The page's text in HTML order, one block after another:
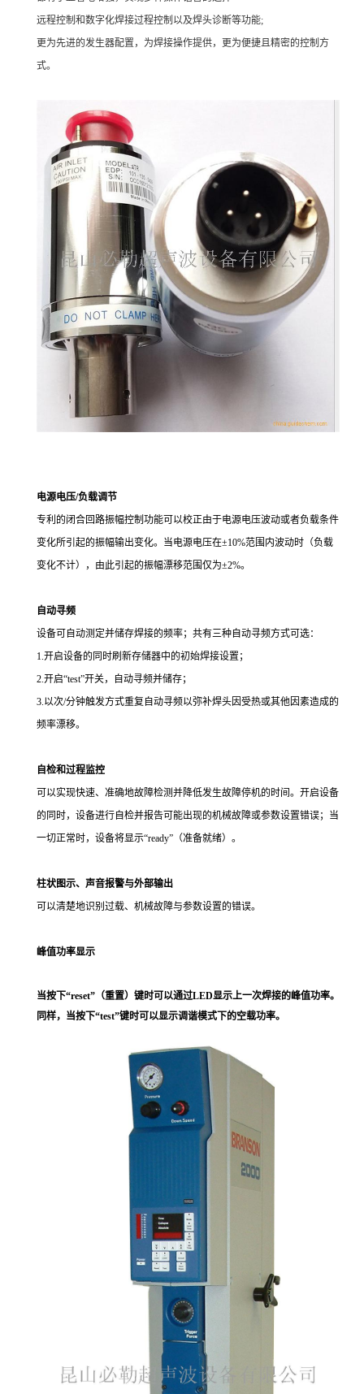
远程控制和数字化焊接过程控制以及焊头诊断等功能;
更为先进的发生器配置，为焊接操作提供，更为便捷且精密的控制方
式。
电源电压/负载调节
专利的闭合回路振幅控制功能可以校正由于电源电压波动或者负载条件
变化所引起的振幅输出变化。当电源电压在±10%范围内波动时（负载
变化不计），由此引起的振幅漂移范围仅为±2%。
自动寻频
设备可自动测定并储存焊接的频率；共有三种自动寻频方式可选：
1.开启设备的同时刷新存储器中的初始焊接设置；
2.开启“test”开关，自动寻频并储存；
3.以次/分钟触发方式重复自动寻频以弥补焊头因受热或其他因素造成的
频率漂移。
自检和过程监控
可以实现快速、准确地故障检测并降低发生故障停机的时间。开启设备
的同时，设备进行自检并报告可能出现的机械故障或参数设置错误；当
一切正常时，设备将显示“ready”（准备就绪）。
柱状图示、声音报警与外部输出
可以清楚地识别过载、机械故障与参数设置的错误。
峰值功率显示
当按下“reset”（重置）键时可以通过LED显示上一次焊接的峰值功率。
同样，当按下“test”键时可以显示调谐模式下的空载功率。